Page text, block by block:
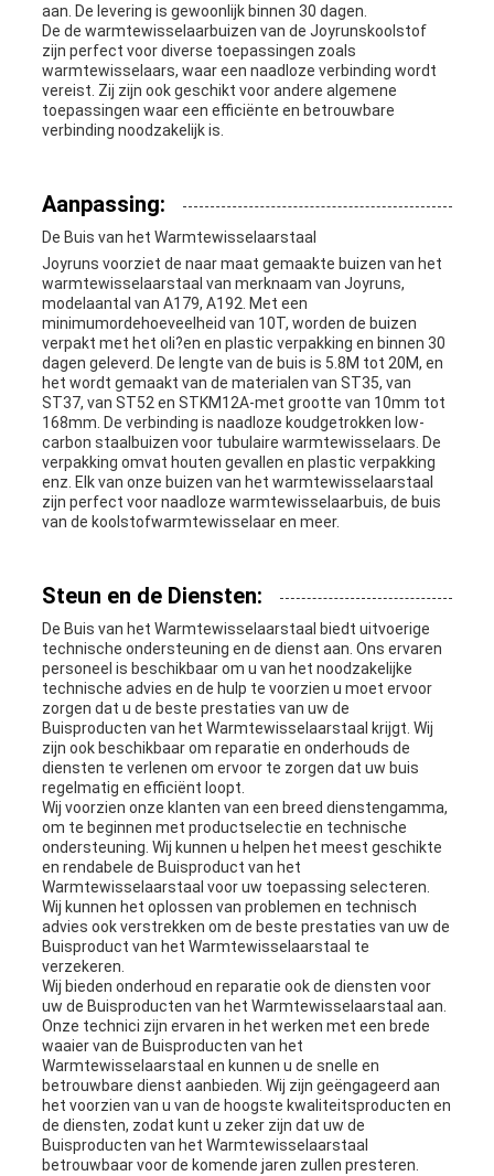
aan. De levering is gewoonlijk binnen 30 dagen.
De de warmtewisselaarbuizen van de Joyrunskoolstof
zijn perfect voor diverse toepassingen zoals
warmtewisselaars, waar een naadloze verbinding wordt
vereist. Zij zijn ook geschikt voor andere algemene
toepassingen waar een efficiënte en betrouwbare
verbinding noodzakelijk is.
Aanpassing:
De Buis van het Warmtewisselaarstaal
Joyruns voorziet de naar maat gemaakte buizen van het
warmtewisselaarstaal van merknaam van Joyruns,
modelaantal van A179, A192. Met een
minimumordehoeveelheid van 10T, worden de buizen
verpakt met het oli?en en plastic verpakking en binnen 30
dagen geleverd. De lengte van de buis is 5.8M tot 20M, en
het wordt gemaakt van de materialen van ST35, van
ST37, van ST52 en STKM12A-met grootte van 10mm tot
168mm. De verbinding is naadloze koudgetrokken low-
carbon staalbuizen voor tubulaire warmtewisselaars. De
verpakking omvat houten gevallen en plastic verpakking
enz. Elk van onze buizen van het warmtewisselaarstaal
zijn perfect voor naadloze warmtewisselaarbuis, de buis
van de koolstofwarmtewisselaar en meer.
Steun en de Diensten:
De Buis van het Warmtewisselaarstaal biedt uitvoerige
technische ondersteuning en de dienst aan. Ons ervaren
personeel is beschikbaar om u van het noodzakelijke
technische advies en de hulp te voorzien u moet ervoor
zorgen dat u de beste prestaties van uw de
Buisproducten van het Warmtewisselaarstaal krijgt. Wij
zijn ook beschikbaar om reparatie en onderhouds de
diensten te verlenen om ervoor te zorgen dat uw buis
regelmatig en efficiënt loopt.
Wij voorzien onze klanten van een breed dienstengamma,
om te beginnen met productselectie en technische
ondersteuning. Wij kunnen u helpen het meest geschikte
en rendabele de Buisproduct van het
Warmtewisselaarstaal voor uw toepassing selecteren.
Wij kunnen het oplossen van problemen en technisch
advies ook verstrekken om de beste prestaties van uw de
Buisproduct van het Warmtewisselaarstaal te
verzekeren.
Wij bieden onderhoud en reparatie ook de diensten voor
uw de Buisproducten van het Warmtewisselaarstaal aan.
Onze technici zijn ervaren in het werken met een brede
waaier van de Buisproducten van het
Warmtewisselaarstaal en kunnen u de snelle en
betrouwbare dienst aanbieden. Wij zijn geëngageerd aan
het voorzien van u van de hoogste kwaliteitsproducten en
de diensten, zodat kunt u zeker zijn dat uw de
Buisproducten van het Warmtewisselaarstaal
betrouwbaar voor de komende jaren zullen presteren.